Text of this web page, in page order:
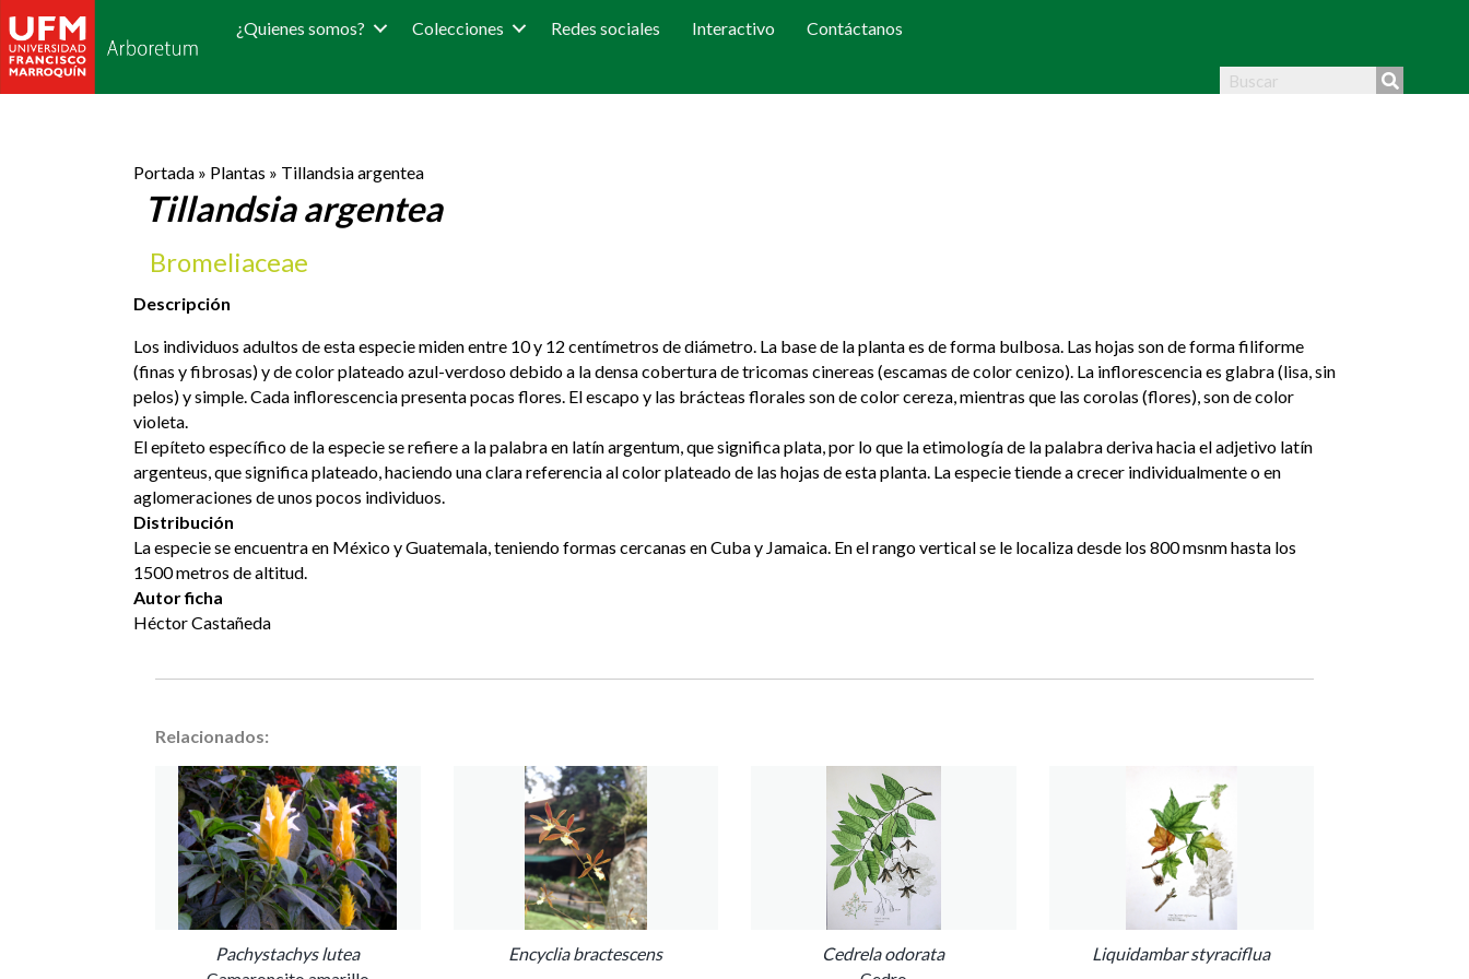
¿Quienes somos? Colecciones Redes sociales Interactivo Contáctanos
Portada » Plantas » Tillandsia argentea
Tillandsia argentea
Bromeliaceae
Descripción
Los individuos adultos de esta especie miden entre 10 y 12 centímetros de diámetro. La base de la planta es de forma bulbosa. Las hojas son de forma filiforme
(finas y fibrosas) y de color plateado azul-verdoso debido a la densa cobertura de tricomas cinereas (escamas de color cenizo). La inflorescencia es glabra (lisa, sin
pelos) y simple. Cada inflorescencia presenta pocas flores. El escapo y las brácteas florales son de color cereza, mientras que las corolas (flores), son de color
violeta.
El epíteto específico de la especie se refiere a la palabra en latín argentum, que significa plata, por lo que la etimología de la palabra deriva hacia el adjetivo latín
argenteus, que significa plateado, haciendo una clara referencia al color plateado de las hojas de esta planta. La especie tiende a crecer individualmente o en
aglomeraciones de unos pocos individuos.
Distribución
La especie se encuentra en México y Guatemala, teniendo formas cercanas en Cuba y Jamaica. En el rango vertical se le localiza desde los 800 msnm hasta los
1500 metros de altitud.
Autor ficha
Héctor Castañeda
Relacionados:
Pachystachys lutea
Encyclia bractescens
Cedrela odorata
Liquidambar styraciflua